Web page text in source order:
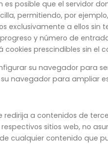
es posible que el servidor
permitiendo, por
exclusivamente a ellos
y número de
cookies prescindibles sin el
su navegador para
navegador para ampliar
a contenidos de
sitios web, no
cualquier contenido que